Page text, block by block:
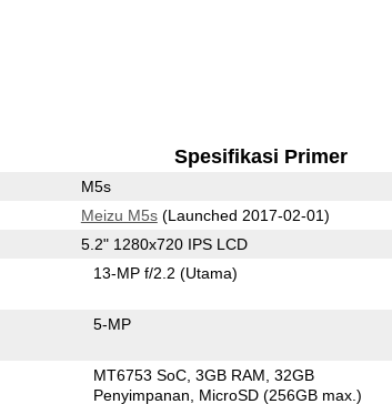
Spesifikasi Primer
M5s
Meizu M5s(Launched 2017-02-01)
5.2" 1280x720 IPS LCD
13-MP f/2.2(Utama)
5-MP
MT6753 SoC 3GB RAM 32GB
Penyimpanan
MicroSD (256GB max.)